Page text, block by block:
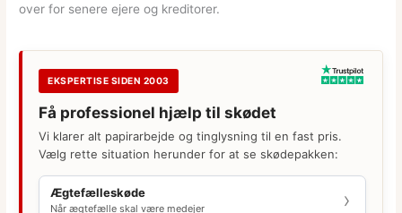
over for senere ejere og kreditorer.
EKSPERTISE SIDEN 2003
Få professionel hjælp til skødet
Vi klarer alt papirarbejde og tinglysning til en fast pris.
Vælg rette situation herunder for at se skødepakken:
Ægtefælleskøde
Når ægtefælle skal være medejer